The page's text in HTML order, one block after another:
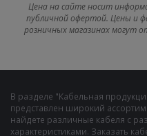
Цена на сайте носит
публичной офертой. Цены и
розничных магазинах могут
В разделе "Кабельная
представлен широкий
найдете различные кабеля с
характеристиками. Заказать